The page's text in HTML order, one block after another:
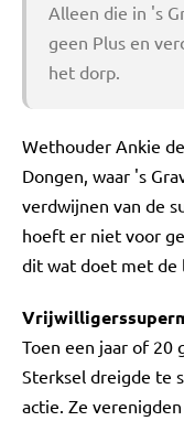
Alleen die in 's
geen Plus en
het dorp.
Wethouder Ankie
Dongen, waar 's
verdwijnen van de
hoeft er niet voor
dit wat doet met de
Toen een jaar of 20
Sterksel dreigde te
actie. Ze